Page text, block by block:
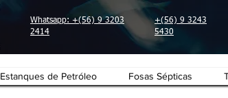
Whatsapp: +(56) 9 3203
2414
+(56) 9 3243
5430
Estanques de Petróleo Fosas Sépticas